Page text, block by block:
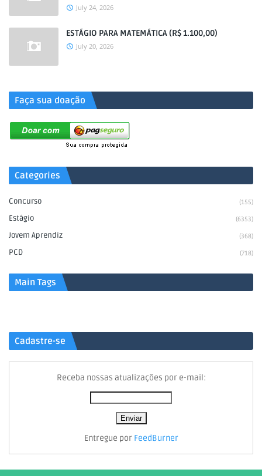
July 24, 2026
ESTÁGIO PARA MATEMÁTICA (R$ 1.100,00)
July 20, 2026
Faça sua doação
Categories
Concurso (155)
Estágio (6353)
Jovem Aprendiz (368)
PCD (718)
Main Tags
Cadastre-se
Receba nossas atualizações por e-mail:
Entregue por FeedBurner